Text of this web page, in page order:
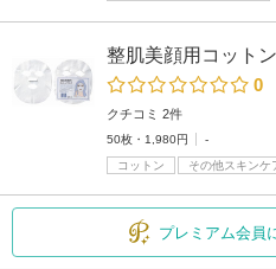
整肌美顔用コット
0
クチコミ 2件
50枚・1,980円
-
コットン
その他スキンケ
プレミアム会員